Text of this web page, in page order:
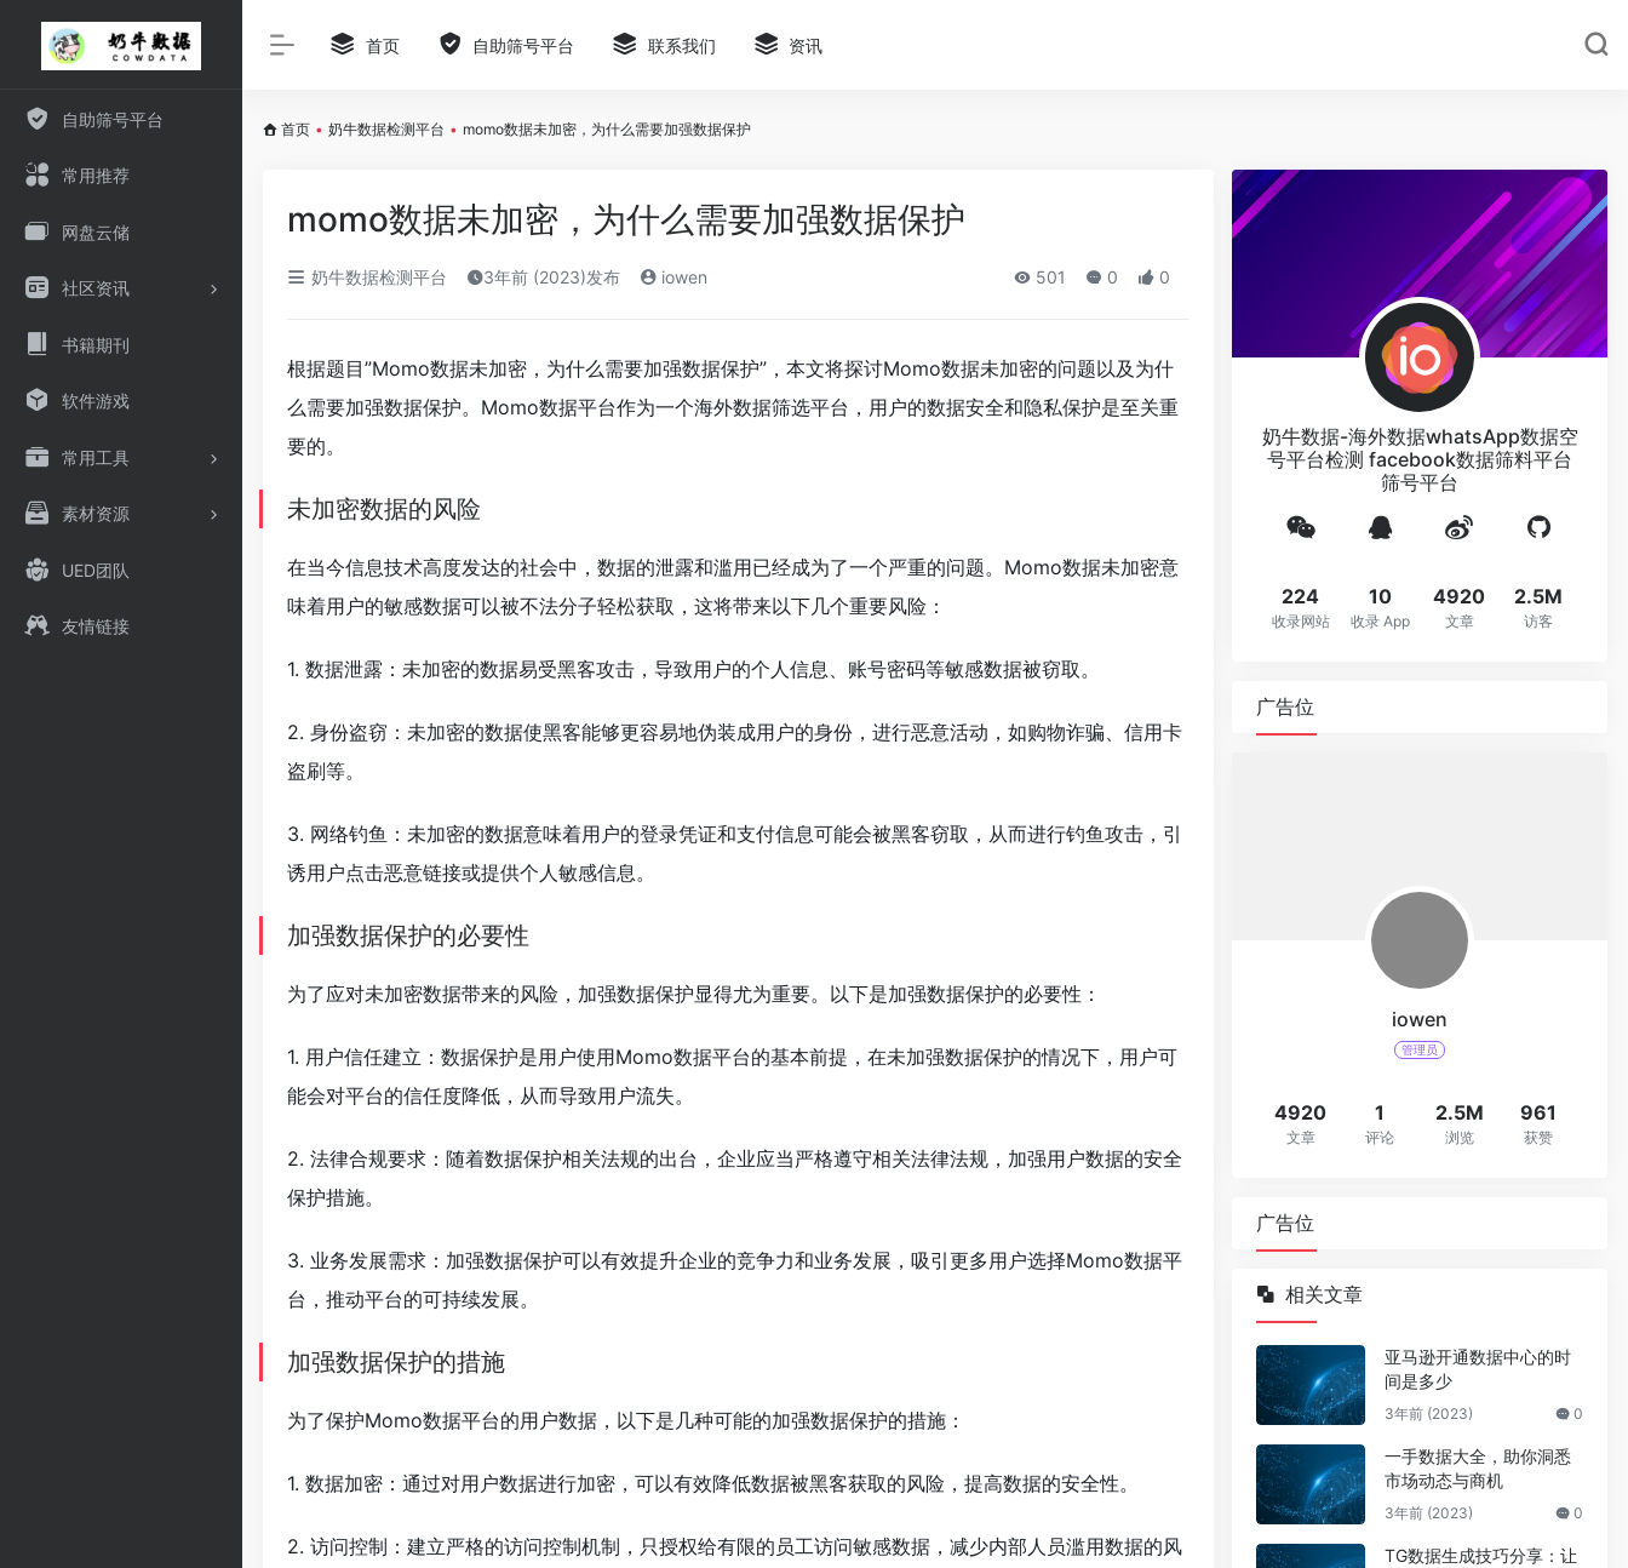
自助筛号平台
常用推荐
网盘云储
社区资讯
书籍期刊
软件游戏
常用工具
素材资源
UED团队
友情链接
首页 自助筛号平台 联系我们 资讯
首页 • 奶牛数据检测平台 • momo数据未加密，为什么需要加强数据保护
momo数据未加密，为什么需要加强数据保护
奶牛数据检测平台 3年前 (2023)发布 iowen 501 0 0
根据题目”Momo数据未加密，为什么需要加强数据保护”，本文将探讨Momo数据未加密的问题以及为什
么需要加强数据保护。Momo数据平台作为一个海外数据筛选平台，用户的数据安全和隐私保护是至关重
要的。
未加密数据的风险
在当今信息技术高度发达的社会中，数据的泄露和滥用已经成为了一个严重的问题。Momo数据未加密意
味着用户的敏感数据可以被不法分子轻松获取，这将带来以下几个重要风险：
1. 数据泄露：未加密的数据易受黑客攻击，导致用户的个人信息、账号密码等敏感数据被窃取。
2. 身份盗窃：未加密的数据使黑客能够更容易地伪装成用户的身份，进行恶意活动，如购物诈骗、信用卡
盗刷等。
3. 网络钓鱼：未加密的数据意味着用户的登录凭证和支付信息可能会被黑客窃取，从而进行钓鱼攻击，引
诱用户点击恶意链接或提供个人敏感信息。
加强数据保护的必要性
为了应对未加密数据带来的风险，加强数据保护显得尤为重要。以下是加强数据保护的必要性：
1. 用户信任建立：数据保护是用户使用Momo数据平台的基本前提，在未加强数据保护的情况下，用户可
能会对平台的信任度降低，从而导致用户流失。
2. 法律合规要求：随着数据保护相关法规的出台，企业应当严格遵守相关法律法规，加强用户数据的安全
保护措施。
3. 业务发展需求：加强数据保护可以有效提升企业的竞争力和业务发展，吸引更多用户选择Momo数据平
台，推动平台的可持续发展。
加强数据保护的措施
为了保护Momo数据平台的用户数据，以下是几种可能的加强数据保护的措施：
1. 数据加密：通过对用户数据进行加密，可以有效降低数据被黑客获取的风险，提高数据的安全性。
2. 访问控制：建立严格的访问控制机制，只授权给有限的员工访问敏感数据，减少内部人员滥用数据的风
奶牛数据-海外数据whatsApp数据空
号平台检测 facebook数据筛料平台
筛号平台
224
收录网站
10
收录 App
4920
文章
2.5M
访客
广告位
iowen
管理员
4920
文章
1
评论
2.5M
浏览
961
获赞
广告位
相关文章
亚马逊开通数据中心的时
间是多少
3年前 (2023) 0
一手数据大全，助你洞悉
市场动态与商机
3年前 (2023) 0
TG数据生成技巧分享：让